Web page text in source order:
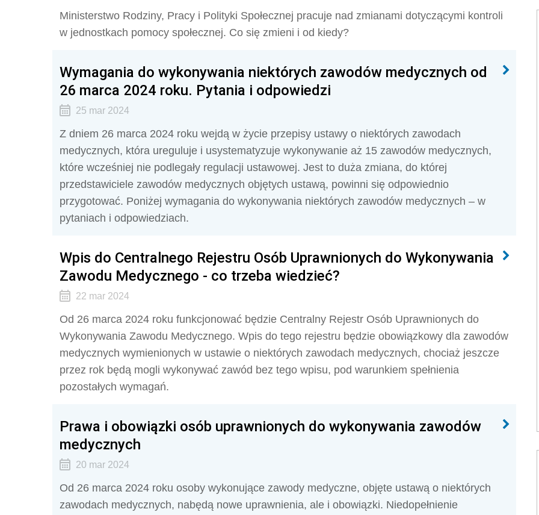
Ministerstwo Rodziny, Pracy i Polityki Społecznej pracuje nad zmianami dotyczącymi kontroli
w jednostkach pomocy społecznej. Co się zmieni i od kiedy?
Wymagania do wykonywania niektórych zawodów medycznych od
26 marca 2024 roku. Pytania i odpowiedzi
25 mar 2024
Z dniem 26 marca 2024 roku wejdą w życie przepisy ustawy o niektórych zawodach
medycznych, która ureguluje i usystematyzuje wykonywanie aż 15 zawodów medycznych,
które wcześniej nie podlegały regulacji ustawowej. Jest to duża zmiana, do której
przedstawiciele zawodów medycznych objętych ustawą, powinni się odpowiednio
przygotować. Poniżej wymagania do wykonywania niektórych zawodów medycznych – w
pytaniach i odpowiedziach.
Wpis do Centralnego Rejestru Osób Uprawnionych do Wykonywania
Zawodu Medycznego - co trzeba wiedzieć?
22 mar 2024
Od 26 marca 2024 roku funkcjonować będzie Centralny Rejestr Osób Uprawnionych do
Wykonywania Zawodu Medycznego. Wpis do tego rejestru będzie obowiązkowy dla zawodów
medycznych wymienionych w ustawie o niektórych zawodach medycznych, chociaż jeszcze
przez rok będą mogli wykonywać zawód bez tego wpisu, pod warunkiem spełnienia
pozostałych wymagań.
Prawa i obowiązki osób uprawnionych do wykonywania zawodów
medycznych
20 mar 2024
Od 26 marca 2024 roku osoby wykonujące zawody medyczne, objęte ustawą o niektórych
zawodach medycznych, nabędą nowe uprawnienia, ale i obowiązki. Niedopełnienie